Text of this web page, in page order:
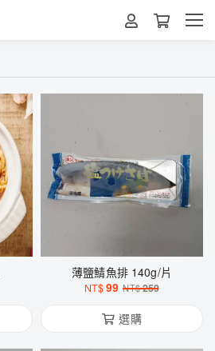
薄鹽鯖魚排 140g/片
NT$99 NT$259
選購